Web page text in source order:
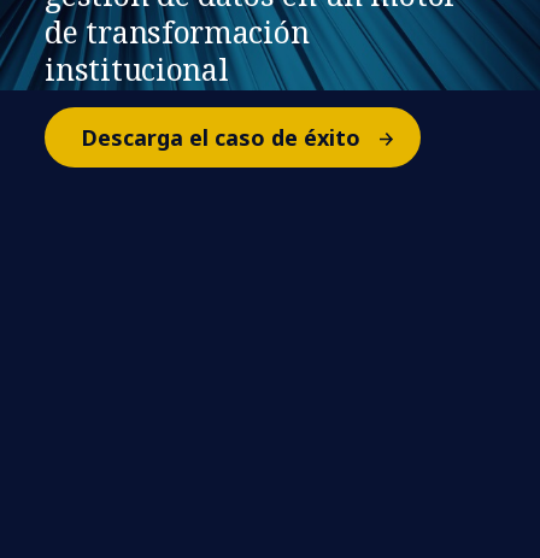
de transformación
institucional
Descarga el caso de éxito